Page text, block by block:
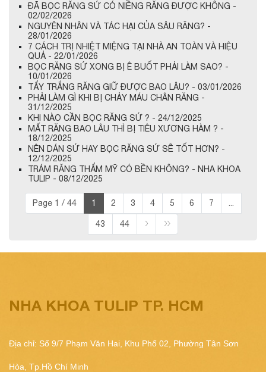
ĐÃ BỌC RĂNG SỨ CÓ NIỀNG RĂNG ĐƯỢC KHÔNG -
02/02/2026
NGUYÊN NHÂN VÀ TÁC HẠI CỦA SÂU RĂNG? -
28/01/2026
7 CÁCH TRỊ NHIỆT MIỆNG TẠI NHÀ AN TOÀN VÀ HIỆU
QUẢ - 22/01/2026
BỌC RĂNG SỨ XONG BỊ Ê BUỐT PHẢI LÀM SAO? -
10/01/2026
TẨY TRẮNG RĂNG GIỮ ĐƯỢC BAO LÂU? - 03/01/2026
PHẢI LÀM GÌ KHI BỊ CHẢY MÁU CHÂN RĂNG -
31/12/2025
KHI NÀO CẦN BỌC RĂNG SỨ ? - 24/12/2025
MẤT RĂNG BAO LÂU THÌ BỊ TIÊU XƯƠNG HÀM ? -
18/12/2025
NÊN DÁN SỨ HAY BỌC RĂNG SỨ SẼ TỐT HƠN? -
12/12/2025
TRÁM RĂNG THẨM MỸ CÓ BỀN KHÔNG? - NHA KHOA
TULIP - 08/12/2025
Page 1 / 44 1 2 3 4 5 6 7
43 44
NHA KHOA TULIP TP. HCM
Địa chỉ: Số 9/7 Phạm Văn Hai, Khu Phố 02, Phường Tân Sơn
Hòa, Tp.Hồ Chí Minh